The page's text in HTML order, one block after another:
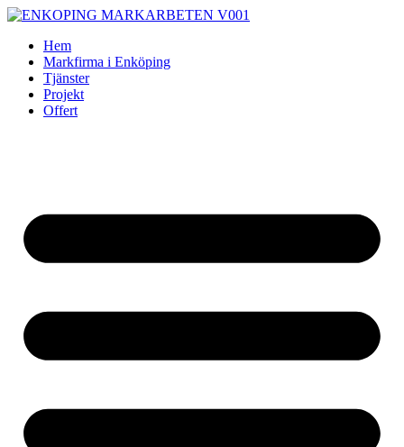
Skip
contentHem
Markfirma i Enköping
Tjänster
Projekt
Offert